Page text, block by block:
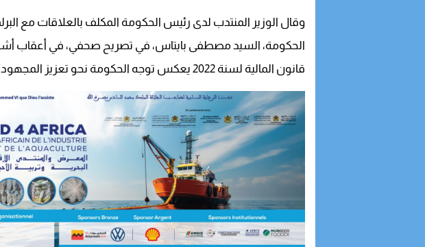
وقال الوزير المنتدب لدى رئيس الحكومة المكلف بالعلاقات مع
الحكومة، السيد مصطفى بايتاس، في تصريح صحفي، في أعقاب
قانون المالية لسنة 2022 يعكس توجه الحكومة نحو تعزيز المجهود الاجتماعي للمملكة.